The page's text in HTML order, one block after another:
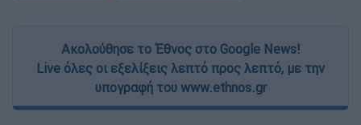
Ακολούθησε το Έθνος στο Google News!
Live όλες οι εξελίξεις λεπτό προς λεπτό, με την
υπογραφή του www.ethnos.gr